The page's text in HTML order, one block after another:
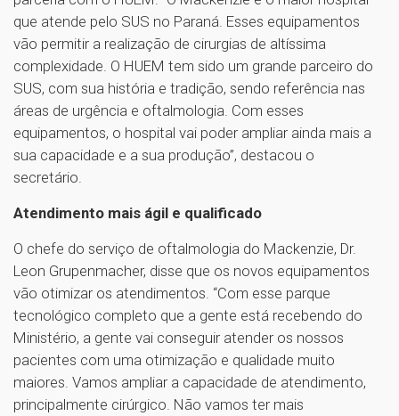
que atende pelo SUS no Paraná. Esses equipamentos
vão permitir a realização de cirurgias de altíssima
complexidade. O HUEM tem sido um grande parceiro do
SUS, com sua história e tradição, sendo referência nas
áreas de urgência e oftalmologia. Com esses
equipamentos, o hospital vai poder ampliar ainda mais a
sua capacidade e a sua produção”, destacou o
secretário.
Atendimento mais ágil e qualificado
O chefe do serviço de oftalmologia do Mackenzie, Dr.
Leon Grupenmacher, disse que os novos equipamentos
vão otimizar os atendimentos. “Com esse parque
tecnológico completo que a gente está recebendo do
Ministério, a gente vai conseguir atender os nossos
pacientes com uma otimização e qualidade muito
maiores. Vamos ampliar a capacidade de atendimento,
principalmente cirúrgico. Não vamos ter mais